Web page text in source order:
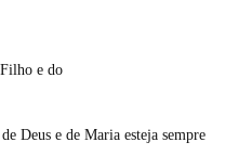
e do
Deus e de Maria esteja sempre